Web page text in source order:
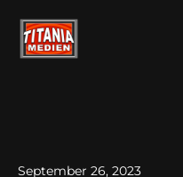
September 26, 2023